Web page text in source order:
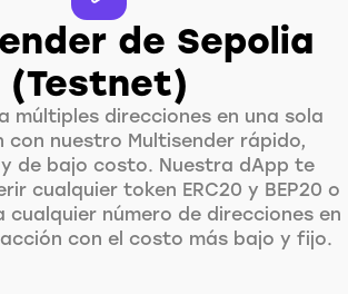
de Sepolia
(Testnet)
múltiples direcciones en una sola
con nuestro Multisender rápido,
de bajo costo. Nuestra dApp te
cualquier token ERC20 y BEP20 o
número de direcciones en
con el costo más bajo y fijo.